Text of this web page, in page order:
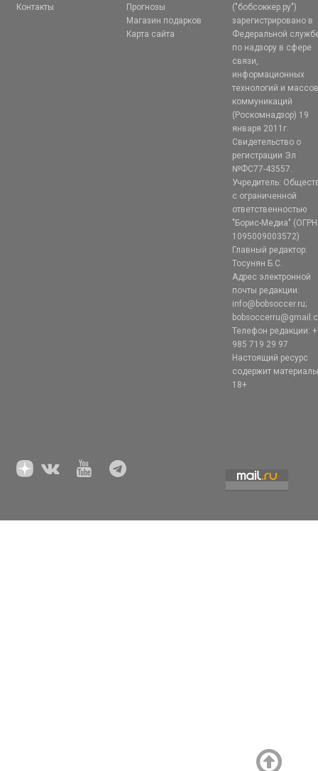
Контакты
Прогнозы
Магазин подарков
Карта сайта
("бобсоккер.ру")
зарегистрировано в
Федеральной
по надзору в сфере
связи,
информационных
технологий и
коммуникаций
(Роскомнадзор) 19
января 2011г.
Свидетельство о
регистрации Эл
№ФС77-43557.
Учредитель:
с ограниченной
ответственностью
"Борис-Медиа" (ОГРН
1095009003572)
Главный редактор:
Тосунян Б.С.
Адрес электронной
почты редакции:
info@bobsoccer.ru;
Телефон редакции:
985 719 29 97
Настоящий ресурс
содержит
18+